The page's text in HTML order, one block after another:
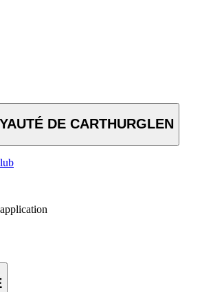
DE CARTHURGLEN